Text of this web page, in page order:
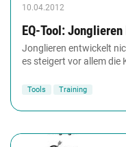
10.04.2012
EQ-Tool:
Jonglieren entwickelt
es steigert vor allem die
Tools Training